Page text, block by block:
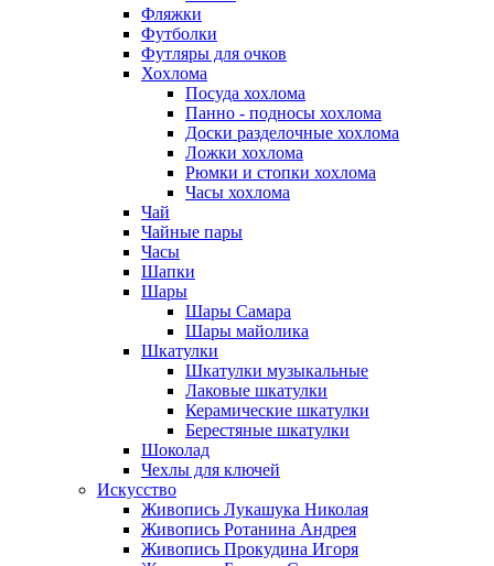
Фляжки
Футболки
Футляры для очков
Хохлома
Посуда хохлома
Панно - подносы хохлома
Доски разделочные хохлома
Ложки хохлома
Рюмки и стопки хохлома
Часы хохлома
Чай
Чайные пары
Часы
Шапки
Шары
Шары Самара
Шары майолика
Шкатулки
Шкатулки музыкальные
Лаковые шкатулки
Керамические шкатулки
Берестяные шкатулки
Шоколад
Чехлы для ключей
Искусство
Живопись Лукашука Николая
Живопись Ротанина Андрея
Живопись Прокудина Игоря